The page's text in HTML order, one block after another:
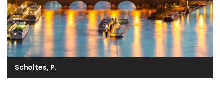
Scholtes, P.